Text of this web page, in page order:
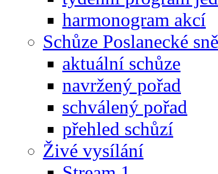
harmonogram akcí
Schůze Poslanecké
aktuální schůze
navržený pořad
schválený pořad
přehled schůzí
Živé vysílání